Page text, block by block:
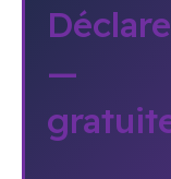
—